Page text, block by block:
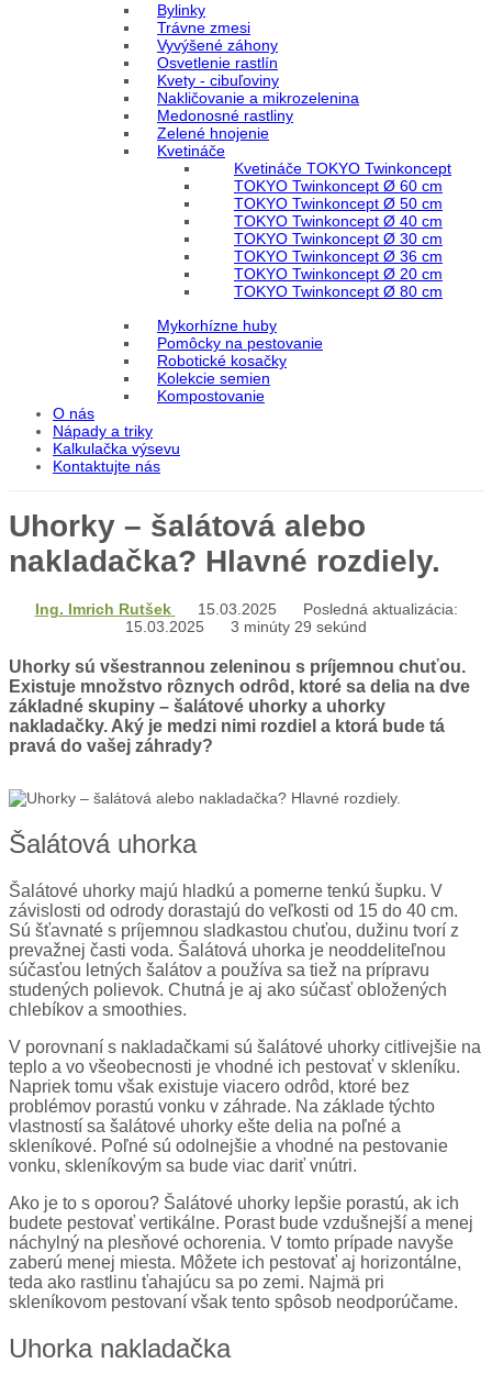
Bylinky
Trávne zmesi
Vyvýšené záhony
Osvetlenie rastlín
Kvety - cibuľoviny
Nakličovanie a mikrozelenina
Medonosné rastliny
Zelené hnojenie
Kvetináče
Kvetináče TOKYO Twinkoncept
TOKYO Twinkoncept Ø 60 cm
TOKYO Twinkoncept Ø 50 cm
TOKYO Twinkoncept Ø 40 cm
TOKYO Twinkoncept Ø 30 cm
TOKYO Twinkoncept Ø 36 cm
TOKYO Twinkoncept Ø 20 cm
TOKYO Twinkoncept Ø 80 cm
Mykorhízne huby
Pomôcky na pestovanie
Robotické kosačky
Kolekcie semien
Kompostovanie
O nás
Nápady a triky
Kalkulačka výsevu
Kontaktujte nás
Uhorky – šalátová alebo
nakladačka? Hlavné rozdiely.
Ing. Imrich Rutšek 15.03.2025
Posledná aktualizácia:
15.03.2025
3 minúty 29 sekúnd
Uhorky sú všestrannou zeleninou s príjemnou chuťou.
Existuje množstvo rôznych odrôd, ktoré sa delia na dve
základné skupiny – šalátové uhorky a uhorky
nakladačky. Aký je medzi nimi rozdiel a ktorá bude tá
pravá do vašej záhrady?
Šalátová uhorka
Šalátové uhorky majú hladkú a pomerne tenkú šupku. V
závislosti od odrody dorastajú do veľkosti od 15 do 40 cm.
Sú šťavnaté s príjemnou sladkastou chuťou, dužinu tvorí z
prevažnej časti voda. Šalátová uhorka je neoddeliteľnou
súčasťou letných šalátov a používa sa tiež na prípravu
studených polievok. Chutná je aj ako súčasť obložených
chlebíkov a smoothies.
V porovnaní s nakladačkami sú šalátové uhorky citlivejšie na
teplo a vo všeobecnosti je vhodné ich pestovať v skleníku.
Napriek tomu však existuje viacero odrôd, ktoré bez
problémov porastú vonku v záhrade. Na základe týchto
vlastností sa šalátové uhorky ešte delia na poľné a
skleníkové. Poľné sú odolnejšie a vhodné na pestovanie
vonku, skleníkovým sa bude viac dariť vnútri.
Ako je to s oporou? Šalátové uhorky lepšie porastú, ak ich
budete pestovať vertikálne. Porast bude vzdušnejší a menej
náchylný na plesňové ochorenia. V tomto prípade navyše
zaberú menej miesta. Môžete ich pestovať aj horizontálne,
teda ako rastlinu ťahajúcu sa po zemi. Najmä pri
skleníkovom pestovaní však tento spôsob neodporúčame.
Uhorka nakladačka